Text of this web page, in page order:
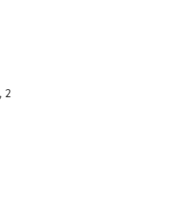
2